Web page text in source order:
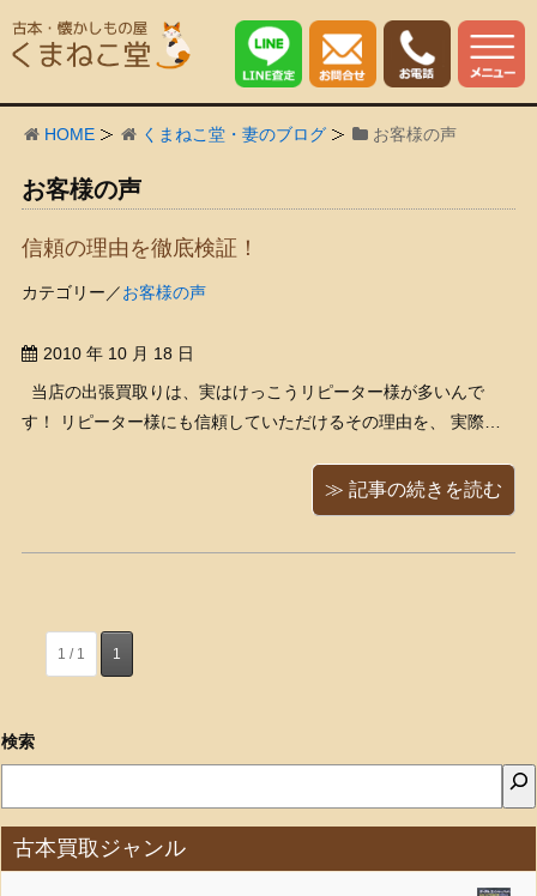
HOME くまねこ堂・妻のブログ お客様の声
お客様の声
信頼の理由を徹底検証！
カテゴリー／お客様の声
2010 年 10 月 18 日
当店の出張買取りは、実はけっこうリピーター様が多いんで
す！ リピーター様にも信頼していただけるその理由を、 実際に
のお声：その１ 「正しい知識で、質問にも明確に答えてくれて信
≫ 記事の続きを読む
1 / 1 1
検索
古本買取ジャンル